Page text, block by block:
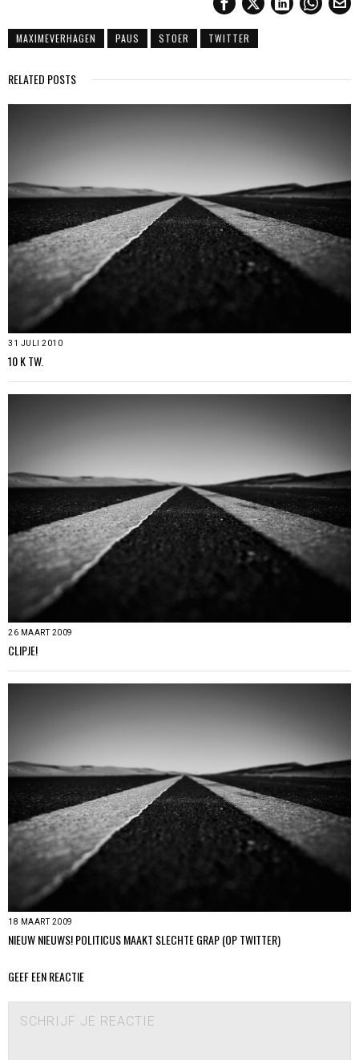
MAXIMEVERHAGEN PAUS STOER TWITTER
RELATED POSTS
31 JULI 2010
10 K TW.
26 MAART 2009
CLIPJE!
18 MAART 2009
NIEUW NIEUWS! POLITICUS MAAKT SLECHTE GRAP (OP TWITTER)
GEEF EEN REACTIE